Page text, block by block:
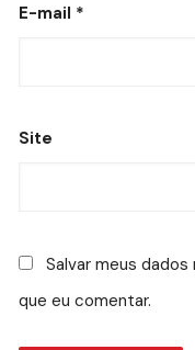
E-mail *
Site
Salvar meus
que eu comentar.